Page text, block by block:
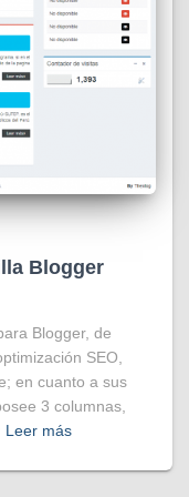
Blogger
Blogger, de
SEO,
en cuanto a sus
3 columnas,
Leer más